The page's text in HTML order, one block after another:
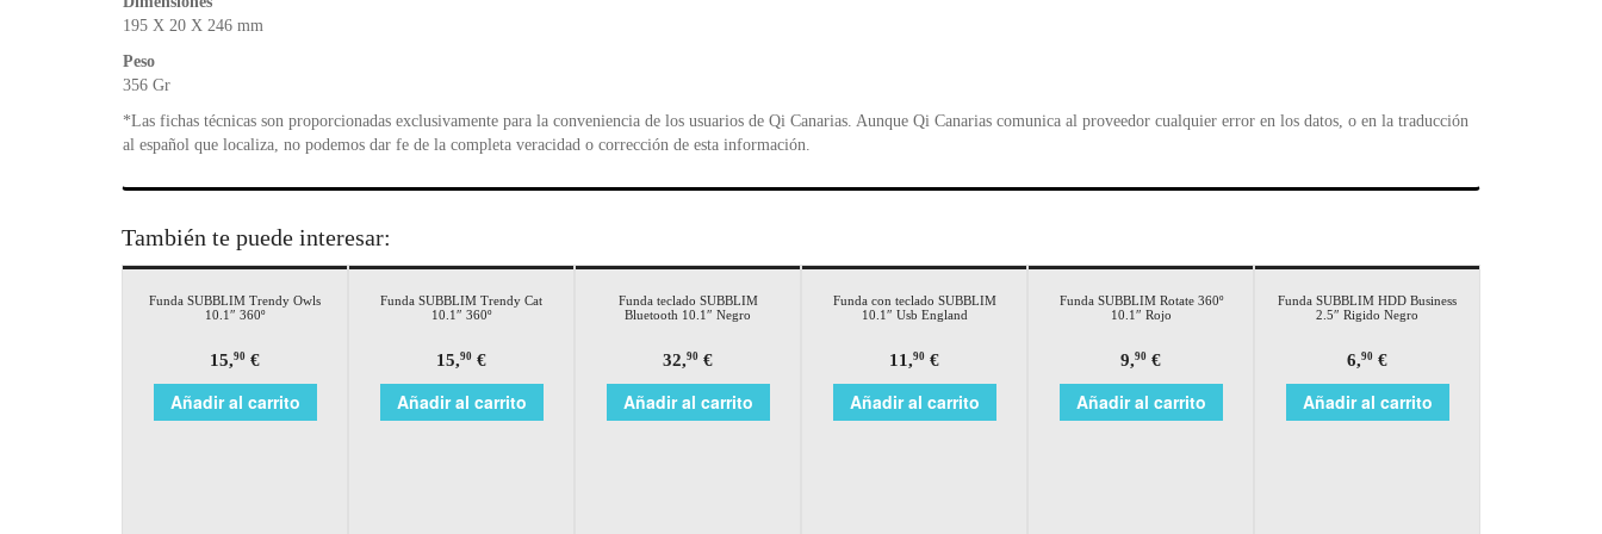
195 X 20 X 246 mm
Peso
356 Gr
*Las fichas técnicas son proporcionadas exclusivamente para la conveniencia de los usuarios de Qi Canarias. Aunque Qi Canarias comunica al proveedor cualquier error en los datos, o en la traducción
al español que localiza, no podemos dar fe de la completa veracidad o corrección de esta información.
También te puede interesar:
Funda SUBBLIM Trendy Owls
10.1″ 360º
15,90 €
Añadir al carrito
Funda SUBBLIM Trendy Cat
10.1″ 360º
15,90 €
Añadir al carrito
Funda teclado SUBBLIM
Bluetooth 10.1″ Negro
32,90 €
Añadir al carrito
Funda con teclado SUBBLIM
10.1″ Usb England
11,90 €
Añadir al carrito
Funda SUBBLIM Rotate 360º
10.1″ Rojo
9,90 €
Añadir al carrito
Funda SUBBLIM HDD Business
2.5″ Rigido Negro
6,90 €
Añadir al carrito